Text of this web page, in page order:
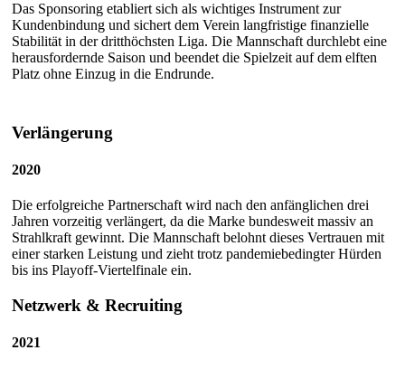
Das Sponsoring etabliert sich als wichtiges Instrument zur
Kundenbindung und sichert dem Verein langfristige finanzielle
Stabilität in der dritthöchsten Liga. Die Mannschaft durchlebt eine
herausfordernde Saison und beendet die Spielzeit auf dem elften
Platz ohne Einzug in die Endrunde.
Verlängerung
2020
Die erfolgreiche Partnerschaft wird nach den anfänglichen drei
Jahren vorzeitig verlängert, da die Marke bundesweit massiv an
Strahlkraft gewinnt. Die Mannschaft belohnt dieses Vertrauen mit
einer starken Leistung und zieht trotz pandemiebedingter Hürden
bis ins Playoff-Viertelfinale ein.
Netzwerk & Recruiting
2021